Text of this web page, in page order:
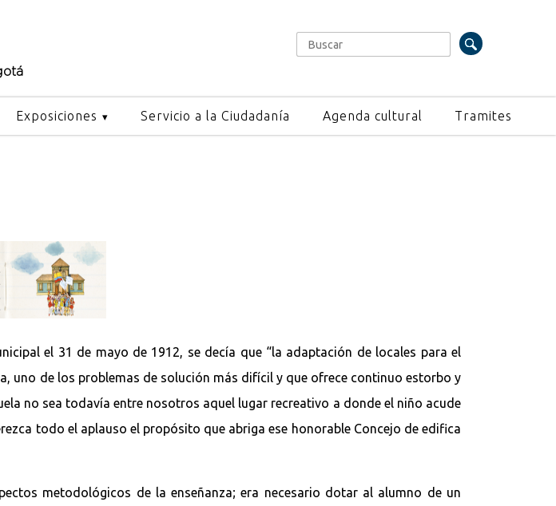
Formulario de búsqueda
Buscar
Exposiciones Servicio a la Ciudadanía Agenda cultural Tramites
el 31 de mayo de 1912, se decía que “la adaptación de locales para el
uno de los problemas de solución más difícil y que ofrece continuo estorbo y
no sea todavía entre nosotros aquel lugar recreativo a donde el niño acude
todo el aplauso el propósito que abriga ese honorable Concejo de edifica
metodológicos de la enseñanza; era necesario dotar al alumno de un